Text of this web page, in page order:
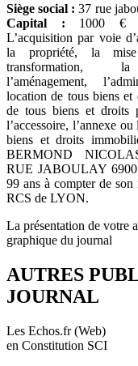
Siège social : 37 rue
Capital : 1000 €
L’acquisition par voie
la propriété, la
transformation,
l’aménagement,
location de tous biens et
de tous biens et droits
l’accessoire, l’annexe
biens et droits
BERMOND
RUE JABOULAY
99 ans à compter de
RCS de LYON.
La présentation de votre
graphique du journal
AUTRES
JOURNAL
Les Echos.fr (Web)
en Constitution SCI